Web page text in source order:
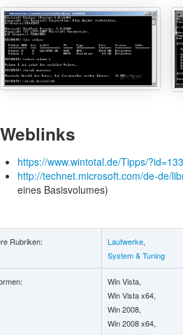
Weblinks
https://www.wintotal.de/Tipps/
http://technet.microsoft.com/de-de/
eines Basisvolumes)
Rubriken: Laufwerke,
System & Tuning
Win Vista,
Win Vista x64,
Win 2008,
Win 2008 x64,